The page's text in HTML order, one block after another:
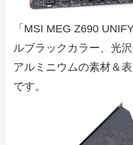
「MSI MEG Z690
ルブラックカラー、光
アルミニウムの素材＆
です。